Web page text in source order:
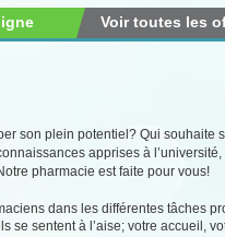
Voir toutes les
son plein potentiel? Qui souhaite
apprises à
pharmacie est faite pour vous!
dans les différentes tâches
se sentent à l’aise; votre accueil,